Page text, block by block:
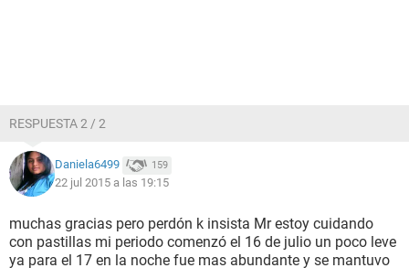
RESPUESTA 2 / 2
Daniela6499 159
22 jul 2015 a las 19:15
muchas gracias pero perdón k insista Mr estoy cuidando
con pastillas mi periodo comenzó el 16 de julio un poco leve
ya para el 17 en la noche fue mas abundante y se mantuvo